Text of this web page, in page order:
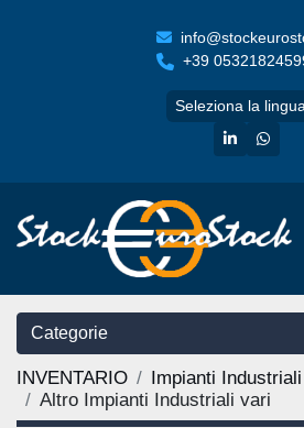
+39
Seleziona la lingua
linkedin
Categorie
INVENTARIO
Impianti
Altro Impianti Industriali vari